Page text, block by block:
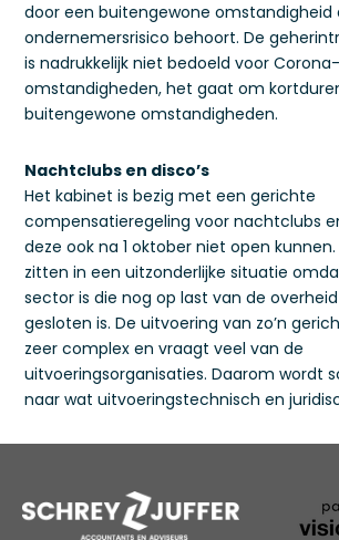
door een buitengewone
ondernemersrisico behoort. De
is nadrukkelijk niet bedoeld voor
omstandigheden, het gaat om
buitengewone omstandigheden.
Nachtclubs en disco’s
Het kabinet is bezig met een gerichte
compensatieregeling voor nachtclubs
deze ook na 1 oktober niet open
zitten in een uitzonderlijke situatie
sector is die nog op last van de
gesloten is. De uitvoering van zo’n
zeer complex en vraagt veel van de
uitvoeringsorganisaties. Daarom wordt
naar wat uitvoeringstechnisch en